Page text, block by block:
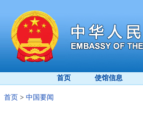
首页 使馆信息
首页 > 中国要闻